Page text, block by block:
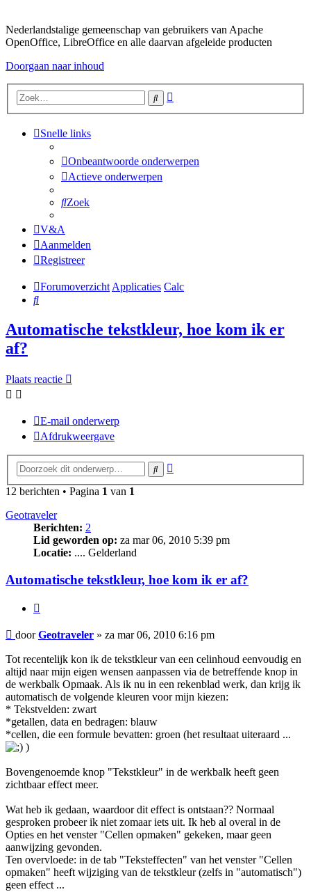
Nederlandstalige gemeenschap van gebruikers van Apache
OpenOffice, LibreOffice en alle daarvan afgeleide producten
Doorgaan naar inhoud
Zoek
Snelle links
Onbeantwoorde onderwerpen
Actieve onderwerpen
Zoek
V&A
Aanmelden
Registreer
Forumoverzicht Applicaties Calc
Zoek
Automatische tekstkleur, hoe kom ik er
af?
Plaats reactie
E-mail onderwerp
Afdrukweergave
Zoek
12 berichten • Pagina 1 van 1
Geotraveler
Berichten: 2
Lid geworden op: za mar 06, 2010 5:39 pm
Locatie: .... Gelderland
Automatische tekstkleur, hoe kom ik er af?
Bericht
doorGeotraveler » za mar 06, 2010 6:16 pm
Tot recentelijk kon ik de tekstkleur van een celinhoud eenvoudig en
altijd naar mijn eigen wensen aanpassen via de betreffende knop in
de werkbalk Opmaak. Als ik nu in een rekenblad werk, dan krijg ik
automatisch de volgende kleuren voor mijn kiezen:
* Tekstvelden: zwart
*getallen, data en bedragen: blauw
*cellen, die een formule bevatten: groen (het resultaat uiteraard ...
)
Bovengenoemde knop "Tekstkleur" in de werkbalk heeft geen
zichtbaar effect meer.
Wat heb ik gedaan, waardoor dit effect is ontstaan?? Normaal
gesproken probeer ik niet zomaar iets uit. Ik heb al overal in de
Opties en het venster "Cellen opmaken" gekeken, maar geen
aanwijzing gevonden.
Ten overvloede: in de tab "Teksteffecten" van het venster "Cellen
opmaken" heeft wijziging van de tekstkleur (zelfs in "automatisch")
geen effect ...